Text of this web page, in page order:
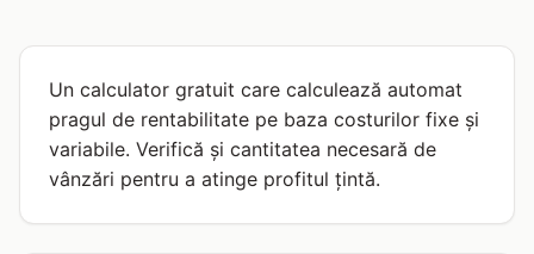
Un calculator gratuit care calculează automat
pragul de rentabilitate pe baza costurilor fixe și
variabile. Verifică și cantitatea necesară de
vânzări pentru a atinge profitul țintă.